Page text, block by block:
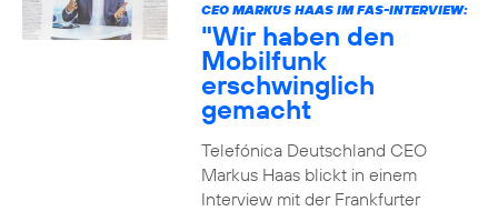
CEO MARKUS HAAS IM FAS-INTERVIEW:
"Wir haben den
Mobilfunk
erschwinglich
gemacht
Telefónica Deutschland CEO
Markus Haas blickt in einem
Interview mit der Frankfurter